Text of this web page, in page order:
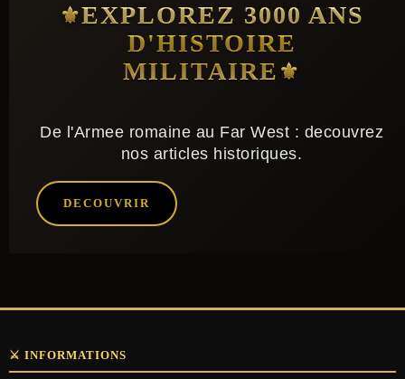
EXPLOREZ 3000 ANS
D'HISTOIRE
MILITAIRE
De l'Armee romaine au Far West : decouvrez
nos articles historiques.
DECOUVRIR
⚔️ INFORMATIONS